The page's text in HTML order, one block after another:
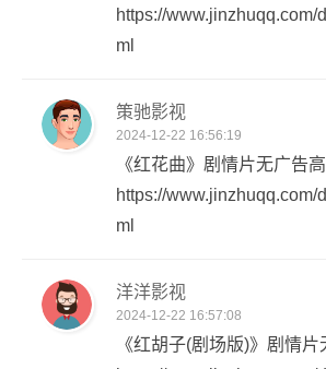
https://www.jinzhuqq.com/
ml
策驰影视
2024-12-22 16:56:19
《红花曲》剧情片无广告高
https://www.jinzhuqq.com/
ml
洋洋影视
2024-12-22 16:57:08
《红胡子(剧场版)》剧情片